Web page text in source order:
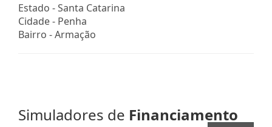
Estado -Santa Catarina
Cidade - Penha
Bairro -Armação
Simuladores de Financiamento